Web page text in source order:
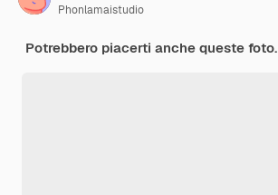
Phonlamaistudio
Potrebbero piacerti anche queste foto.